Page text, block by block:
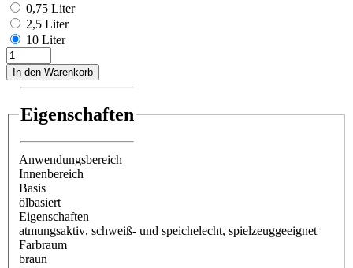
0,75 Liter
2,5 Liter
10 Liter
In den Warenkorb
Eigenschaften
Anwendungsbereich
Innenbereich
Basis
ölbasiert
Eigenschaften
atmungsaktiv, schweiß- und speichelecht, spielzeuggeeignet
Farbraum
braun